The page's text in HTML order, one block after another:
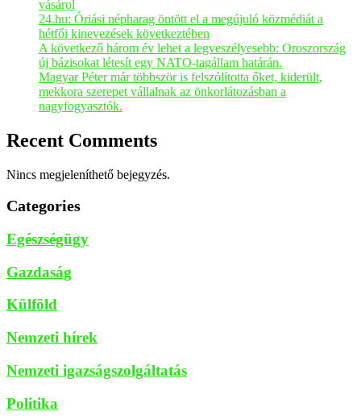
vásárol
24.hu: Óriási népharag öntött el a megújuló közmédiát a
hétfői kinevezések következtében
A következő három év lehet a legveszélyesebb: Oroszország
új bázisokat létesít egy NATO-tagállam határán.
Magyar Péter már többször is felszólította őket, kiderült,
mekkora szerepet vállalnak az önkorlátozásban a
nagyfogyasztók.
Recent Comments
Nincs megjeleníthető bejegyzés.
Categories
Egészségügy
Gazdaság
Külföld
Nemzeti hírek
Nemzeti igazságszolgáltatás
Politika